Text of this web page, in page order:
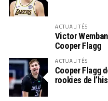
ACTUALITÉS
Victor
Cooper Flagg
ACTUALITÉS
Cooper Flagg
rookies de